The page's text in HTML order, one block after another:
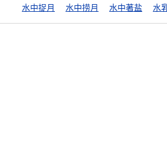
水中捉月 水中捞月 水中著盐 水